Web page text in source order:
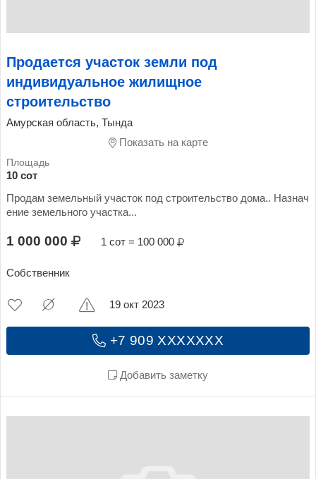
Продается участок земли под
индивидуальное жилищное
строительство
Амурская область, Тында
Показать на карте
10 сот
Продам земельный участок под строительство дома.. Назнач
ение земельного участка...
1 000 000 1 сот = 100 000
Собственник
+7 909 XXXXXXX
Добавить заметку
19 окт 2023